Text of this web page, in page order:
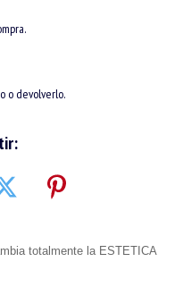
o devolverlo.
totalmente la ESTETICA